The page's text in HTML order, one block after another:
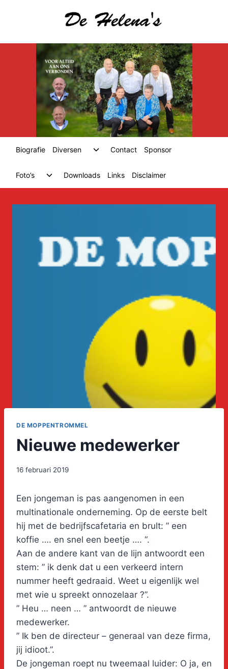
Biografie Diversen
ToggleContact Sponsor
Foto’s
ToggleDownloads Links Disclaimer
DE MOPPENTROMMEL
Nieuwe medewerker
16 februari 2019
Een jongeman is pas aangenomen in een
multinationale onderneming. Op de eerste belt
hij met de bedrijfscafetaria en brult: ” een
koffie …. en snel een beetje …. “.
Aan de andere kant van de lijn antwoordt een
stem: ” ik denk dat u een verkeerd intern
nummer heeft gedraaid. Weet u eigenlijk wel
met wie u spreekt onnozelaar ?”.
” Heu … neen … ” antwoordt de nieuwe
medewerker.
” Ik ben de directeur – generaal van deze firma,
jij idioot.”.
De jongeman roept nu tweemaal luider: O ja, en